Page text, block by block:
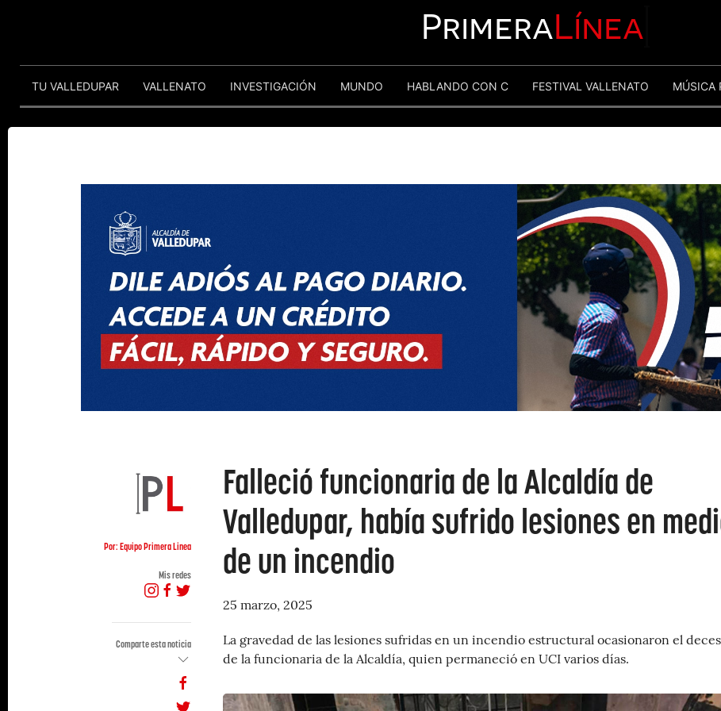
PrimeraLínea
TU VALLEDUPAR VALLENATO INVESTIGACIÓN MUNDO HABLANDO CON C FESTIVAL VALLENATO MÚSICA
Por: Equipo Primera Linea
Mis redes
Comparte esta noticia
Falleció funcionaria de la Alcaldía de
Valledupar, había sufrido lesiones en
de un incendio
25 marzo, 2025
La gravedad de las lesiones sufridas en un incendio estructural ocasionaron el
de la funcionaria de la Alcaldía, quien permaneció en UCI varios días.